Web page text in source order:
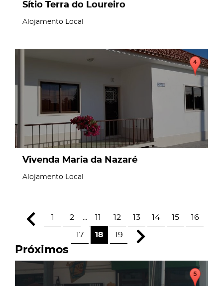
Sítio Terra do Loureiro
Alojamento Local
Vivenda Maria da Nazaré
Alojamento Local
1 2 11 12 13 14 15 16
17 18 19
Próximos
page